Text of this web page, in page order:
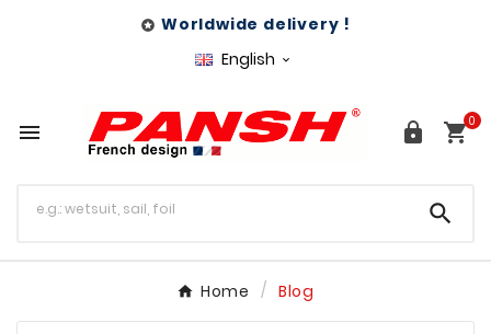
 Worldwide delivery !
English

  0

Home Blog